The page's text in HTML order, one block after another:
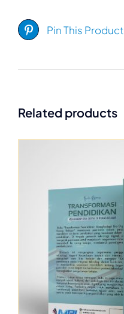
Pin This Product
Related products